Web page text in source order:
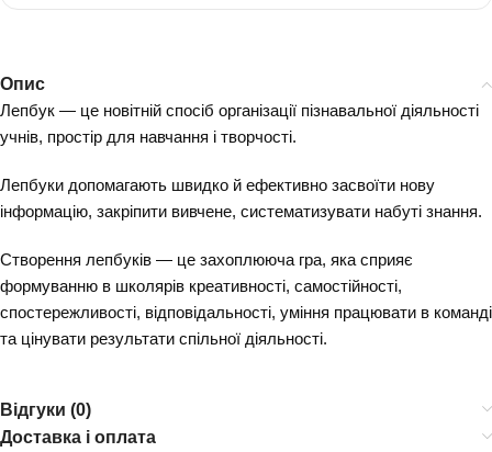
Опис
Лепбук — це новітній спосіб організації пізнавальної діяльності
учнів, простір для навчання і творчості.
Лепбуки допомагають швидко й ефективно засвоїти нову
інформацію, закріпити вивчене, систематизувати набуті знання.
Створення лепбуків — це захоплююча гра, яка сприяє
формуванню в школярів креативності, самостійності,
спостережливості, відповідальності, уміння працювати в команді
та цінувати результати спільної діяльності.
Відгуки (0)
Доставка і оплата